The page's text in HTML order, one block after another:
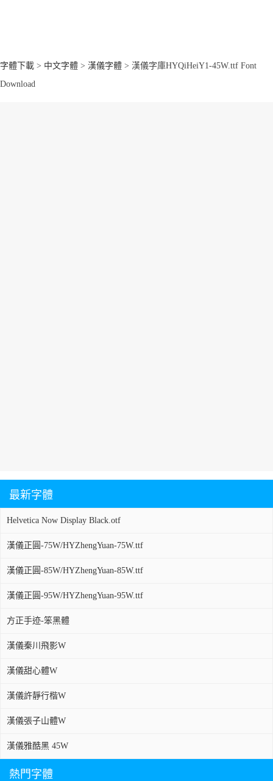
字體下載 > 中文字體 > 漢儀字體 > 漢儀字庫HYQiHeiY1-45W.ttf Font
Download
最新字體
Helvetica Now Display Black.otf
漢儀正圓-75W/HYZhengYuan-75W.ttf
漢儀正圓-85W/HYZhengYuan-85W.ttf
漢儀正圓-95W/HYZhengYuan-95W.ttf
方正手迹-笨黑體
漢儀秦川飛影W
漢儀甜心體W
漢儀許靜行楷W
漢儀張子山體W
漢儀雅酷黑 45W
熱門字體